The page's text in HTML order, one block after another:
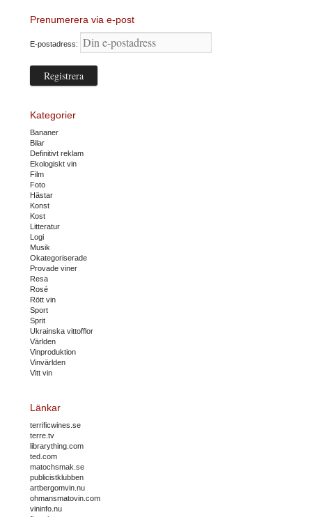
Prenumerera via e-post
E-postadress:
Kategorier
Bananer
Bilar
Definitivt reklam
Ekologiskt vin
Film
Foto
Hästar
Konst
Kost
Litteratur
Logi
Musik
Okategoriserade
Provade viner
Resa
Rosé
Rött vin
Sport
Sprit
Ukrainska vittofflor
Världen
Vinproduktion
Vinvärlden
Vitt vin
Länkar
terrificwines.se
terre.tv
librarything.com
ted.com
matochsmak.se
publicistklubben
artbergomvin.nu
ohmansmatovin.com
vininfo.nu